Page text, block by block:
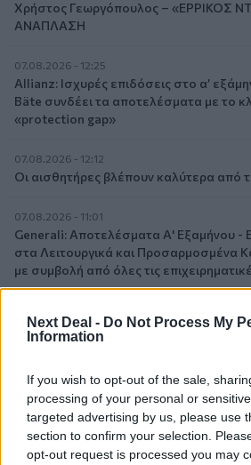
Next Deal - Do Not Process My
Information
If you wish to opt-out of the sale,
processing of your personal or
targeted advertising by us, please use
section to confirm your selection.
opt-out request is processed you may
Χρήστος Γεωργόπουλος – «ΕΡΡΙΚΟΣ
ΑΝΑΠΛΑΣΗ
07.08.2026 - 12:25
Allianz: Ισχυρές επιδόσεις στο α’
Bäte συνδέει τα αποτελέσματα με το
«protection gap»
07.08.2026 - 12:12
Οι αισθητήρες βλέπουν καλύτερα από
07.08.2026 - 11:01
Generali: Αποτελέσματα Α' Εξαμήνου -
στα Λειτουργικά και Προσαρμοσμένα
με συμβολή από όλες τις
Ομαδικά Ασφαλιστικά προϊόντα
Συνταξιοδότησης: Νέο πεδίο
07.08.2026 - 09:23
CrediaBank: Οικονομικά Αποτελέσματα
Υψηλοί ρυθμοί ανάπτυξης και νέα